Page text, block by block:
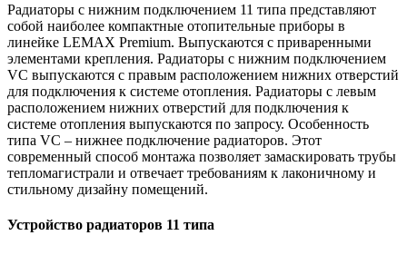
Радиаторы с нижним подключением 11 типа представляют
собой наиболее компактные отопительные приборы в
линейке LEMAX Premium. Выпускаются с приваренными
элементами крепления. Радиаторы с нижним подключением
VC выпускаются с правым расположением нижних отверстий
для подключения к системе отопления. Радиаторы с левым
расположением нижних отверстий для подключения к
системе отопления выпускаются по запросу. Особенность
типа VC – нижнее подключение радиаторов. Этот
современный способ монтажа позволяет замаскировать трубы
тепломагистрали и отвечает требованиям к лаконичному и
стильному дизайну помещений.
Устройство радиаторов 11 типа